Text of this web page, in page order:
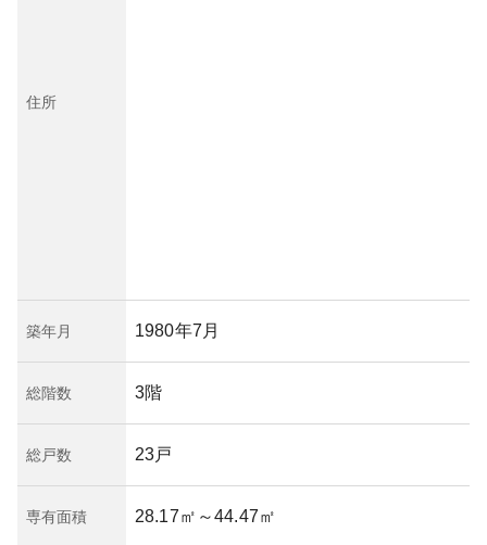
住所
築年月 1980年7月
総階数 3階
総戸数 23戸
専有面積 28.17㎡ ～44.47㎡